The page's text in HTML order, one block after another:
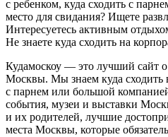
с ребенком, куда сходить с
место для свидания? Ищете
Интересуетесь активным
Не знаете куда сходить на
Кудамоскоу — это лучший сайт
Москвы. Мы знаем куда сходить
с парнем или большой
события, музеи и выставки
и их родителей, лучшие
места Москвы, которые